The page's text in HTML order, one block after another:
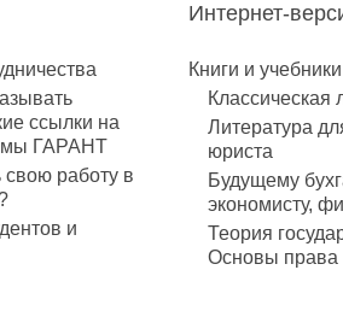
ссылки на
ГАРАНТ
свою работу в
и
Интернет-
Книги и учебники
Классическая
Литература
юриста
Будущему
экономисту,
Теория
Основы права